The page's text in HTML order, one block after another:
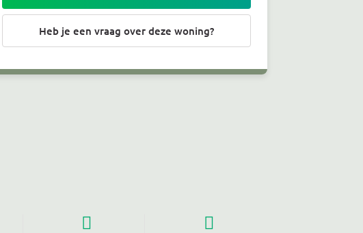
Heb je een vraag over deze woning?